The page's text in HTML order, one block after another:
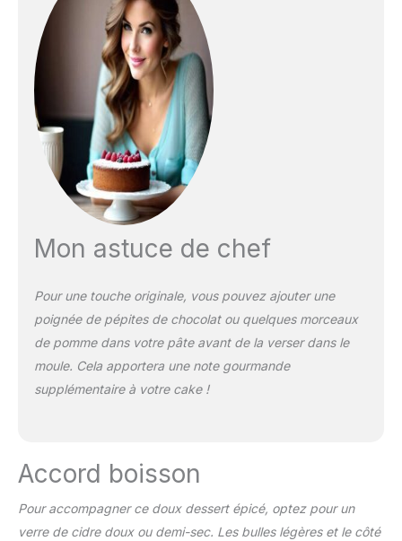
Mon astuce de chef
Pour une touche originale, vous pouvez ajouter une
poignée de pépites de chocolat ou quelques morceaux
de pomme dans votre pâte avant de la verser dans le
moule. Cela apportera une note gourmande
supplémentaire à votre cake !
Accord boisson
Pour accompagner ce doux dessert épicé, optez pour un
verre de cidre doux ou demi-sec. Les bulles légères et le côté